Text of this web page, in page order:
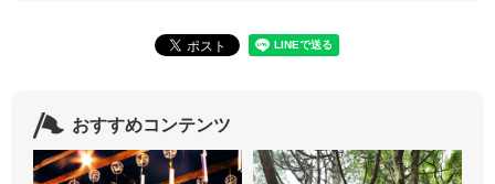
おすすめコンテンツ